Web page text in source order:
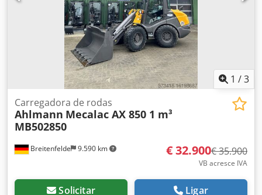
1 /3
Breitenfelde 9.590 km
Carregadora de rodas
Ahlmann Mecalac AX 850 1 m³
MB502850
€ 32.900€ 35.900
VB acresce IVA
Solicitar Ligar